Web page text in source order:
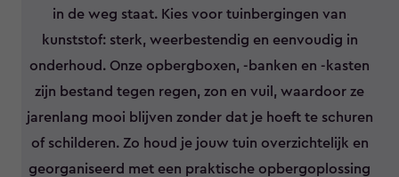
in de weg staat. Kies voor tuinbergingen van
kunststof: sterk, weerbestendig en eenvoudig in
onderhoud. Onze opbergboxen, -banken en -kasten
zijn bestand tegen regen, zon en vuil, waardoor ze
jarenlang mooi blijven zonder dat je hoeft te schuren
of schilderen. Zo houd je jouw tuin overzichtelijk en
georganiseerd met een praktische opbergoplossing